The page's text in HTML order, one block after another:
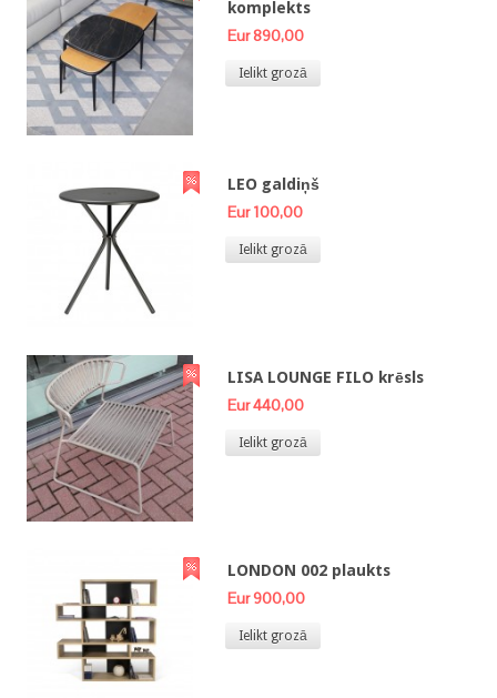
komplekts
Eur 890,00
Ielikt grozā
LEO galdiņš
Eur 100,00
Ielikt grozā
LISA LOUNGE FILO krēsls
Eur 440,00
Ielikt grozā
LONDON 002 plaukts
Eur 900,00
Ielikt grozā